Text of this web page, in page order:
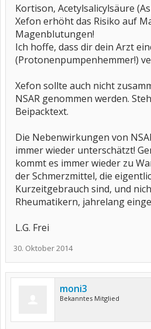
Kortison, Acetylsalicylsäure
Xefon erhöht das Risiko auf
Magenblutungen!
Ich hoffe, dass dir dein Arzt
(Protonenpumpenhemmer!)
Xefon sollte auch nicht
NSAR genommen werden.
Beipacktext.
Die Nebenwirkungen von
immer wieder unterschätzt!
kommt es immer wieder zu
der Schmerzmittel, die
Kurzeitgebrauch sind, und
Rheumatikern, jahrelang
L.G. Frei
30. Oktober 2014
moni3
Bekanntes Mitglied